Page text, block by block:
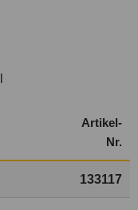
Artikel-
Nr.
133117